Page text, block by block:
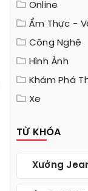
Online
Ẩm Thực -
Công Nghệ
Hình Ảnh
Khám Phá
Xe
TỪ KHÓA
Xưởng